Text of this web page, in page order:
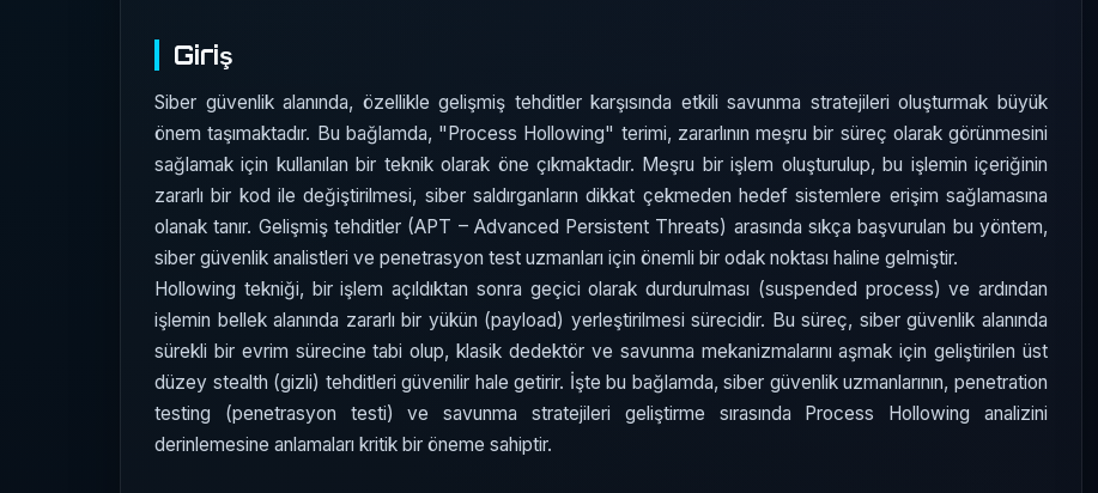
Giriş
Siber güvenlik alanında, özellikle gelişmiş tehditler karşısında etkili savunma stratejileri oluşturmak büyük
önem taşımaktadır. Bu bağlamda, "Process Hollowing" terimi, zararlının meşru bir süreç olarak görünmesini
sağlamak için kullanılan bir teknik olarak öne çıkmaktadır. Meşru bir işlem oluşturulup, bu işlemin içeriğinin
zararlı bir kod ile değiştirilmesi, siber saldırganların dikkat çekmeden hedef sistemlere erişim sağlamasına
olanak tanır. Gelişmiş tehditler (APT – Advanced Persistent Threats) arasında sıkça başvurulan bu yöntem,
siber güvenlik analistleri ve penetrasyon test uzmanları için önemli bir odak noktası haline gelmiştir.
Hollowing tekniği, bir işlem açıldıktan sonra geçici olarak durdurulması (suspended process) ve ardından
işlemin bellek alanında zararlı bir yükün (payload) yerleştirilmesi sürecidir. Bu süreç, siber güvenlik alanında
sürekli bir evrim sürecine tabi olup, klasik dedektör ve savunma mekanizmalarını aşmak için geliştirilen üst
düzey stealth (gizli) tehditleri güvenilir hale getirir. İşte bu bağlamda, siber güvenlik uzmanlarının, penetration
testing (penetrasyon testi) ve savunma stratejileri geliştirme sırasında Process Hollowing analizini
derinlemesine anlamaları kritik bir öneme sahiptir.